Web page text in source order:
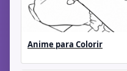
Anime para Colorir